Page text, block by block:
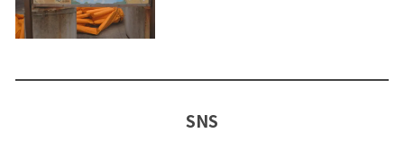
SNS